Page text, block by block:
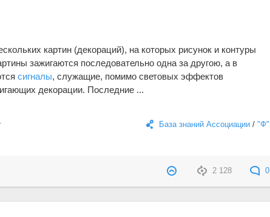
картин (декораций), на которых рисунок и контуры
зажигаются последовательно одна за другою, а в
сигналы, служащие, помимо световых эффектов
декорации. Последние ...
База знаний Ассоциации/ "Ф"
2 128 0